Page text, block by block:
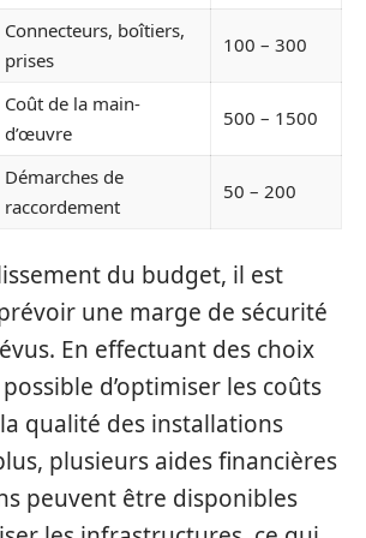
Connecteurs, boîtiers,
prises
100 – 300
Coût de la main-
d’œuvre
500 – 1500
Démarches de
raccordement
50 – 200
du budget, il est
une marge de sécurité
En effectuant des choix
d’optimiser les coûts
qualité des installations
plusieurs aides financières
peuvent être disponibles